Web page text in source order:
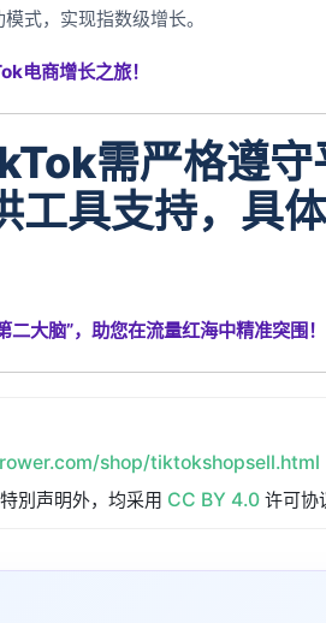
式，实现指数级增长。
电商增长之旅！
需严格遵守
工具支持，具
大脑”，助您在流量红海中精准突围！
shop/tiktokshopsell.html
別声明外，均采用 CC BY 4.0 许可协